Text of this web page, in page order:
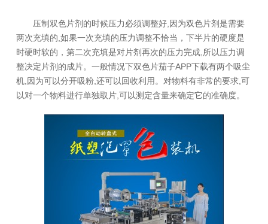
压制双色片剂的时候压力必须调整好,因为双色片剂是需要
两次充填的,如果一次充填的压力调整不恰当，下半片的硬度是
时硬时软的，第二次充填是对片剂再次的压力完成,所以压力调
整决定片剂的成片。一般情况下双色片茄子APP下载有两个吸尘
机,因为可以分开吸粉,还可以回收利用。对物料有非常的要求,可
以对一个物料进行单独取片,可以测定含量来确定它的准确度。